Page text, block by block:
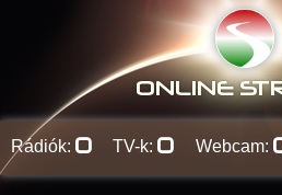
ONLINE S
Rádiók: TV-k: Webcam: